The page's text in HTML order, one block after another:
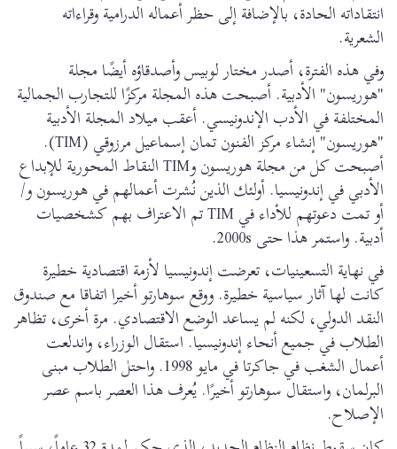
انتقاداته الحادة، بالإضافة إلى حظر أعماله الدرامية وقراءاته
الشعرية.
وفي هذه الفترة، أصدر مختار لوبيس وأصدقاؤه أيضًا مجلة
"هوريسون" الأدبية. أصبحت هذه المجلة مركزًا للتجارب الجمالية
المختلفة في الأدب الإندونيسي. أعقب ميلاد المجلة الأدبية
"هوريسون" إنشاء مركز الفنون تمان إسماعيل مرزوقي (TIM).
أصبحت كل من مجلة هوريسون وTIM النقاط المحورية للإبداع
الأدبي في إندونيسيا. أولئك الذين نُشرت أعمالهم في هوريسون و/
أو تمت دعوتهم للأداء في TIM تم الاعتراف بهم كشخصيات
أدبية. واستمر هذا حتى 2000s.
في نهاية التسعينيات، تعرضت إندونيسيا لأزمة اقتصادية خطيرة
كانت لها آثار سياسية خطيرة. ووقع سوهارتو أخيرا اتفاقا مع صندوق
النقد الدولي، لكنه لم يساعد الوضع الاقتصادي. مرة أخرى، تظاهر
الطلاب في جميع أنحاء إندونيسيا. استقال الوزراء، واندلعت
أعمال الشغب في جاكرتا في مايو 1998. واحتل الطلاب مبنى
البرلمان، واستقال سوهارتو أخيرًا. يُعرف هذا العصر باسم عصر
الإصلاح.